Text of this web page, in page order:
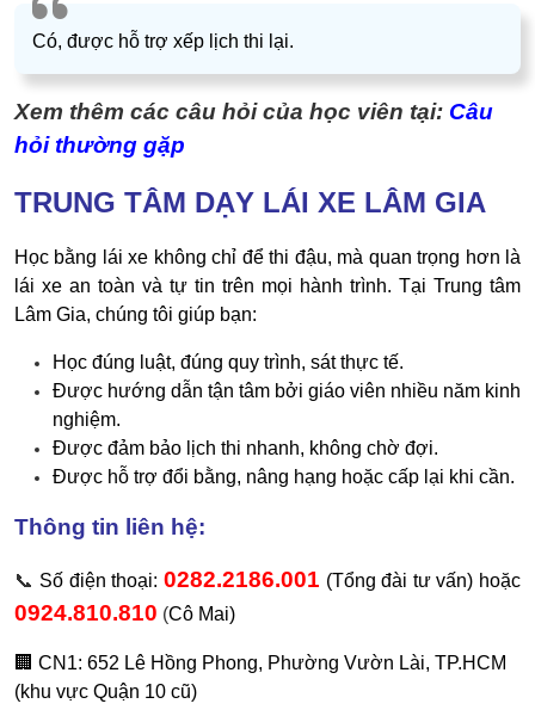
Có, được hỗ trợ xếp lịch thi lại.
Xem thêm các câu hỏi của học viên tại: Câu
hỏi thường gặp
TRUNG TÂM DẠY LÁI XE LÂM GIA
Học bằng lái xe không chỉ để thi đậu, mà quan trọng hơn là
lái xe an toàn và tự tin trên mọi hành trình. Tại Trung tâm
Lâm Gia, chúng tôi giúp bạn:
Học đúng luật, đúng quy trình, sát thực tế.
Được hướng dẫn tận tâm bởi giáo viên nhiều năm kinh
nghiệm.
Được đảm bảo lịch thi nhanh, không chờ đợi.
Được hỗ trợ đổi bằng, nâng hạng hoặc cấp lại khi cần.
Thông tin liên hệ:
📞 Số điện thoại:0282.2186.001 (Tổng đài tư vấn) hoặc
0924.810.810 (Cô Mai)
🏢 CN1: 652 Lê Hồng Phong, Phường Vườn Lài, TP.HCM
(khu vực Quận 10 cũ)